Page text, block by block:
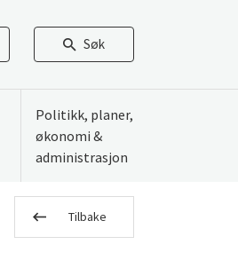
Søk
Politikk, planer,
økonomi &
administrasjon
Tilbake